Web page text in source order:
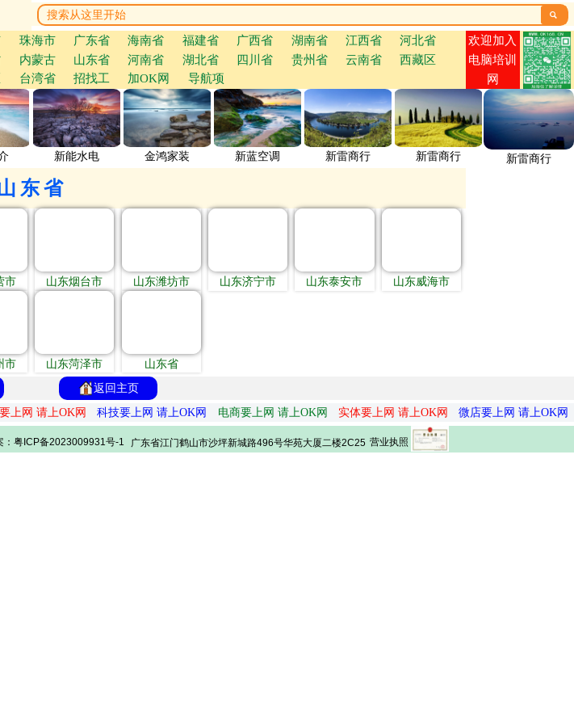

珠海市 广东省 海南省 福建省 广西省 湖南省 江西省
河北省
内蒙古 山东省 河南省 湖北省 四川省 贵州省 云南省
西藏区
台湾省 招找工 加OK网 导航项
欢迎加入
电脑培训
网
新能水电 金鸿家装 新蓝空调 新雷商行 新雷商行 新雷商行
东省
市 山东烟台市 山东潍坊市 山东济宁市 山东泰安市 山东威海市
市 山东菏泽市
山东省
返回主页
上网 请上OK网 科技要上网 请上OK网 电商要上网 请上OK网 实体要上网 请上OK网 微店要上网 请上OK网
：粤ICP备2023009931号-1 广东省江门鹤山市沙坪新城路496号华苑大厦二楼2C25 营业执照